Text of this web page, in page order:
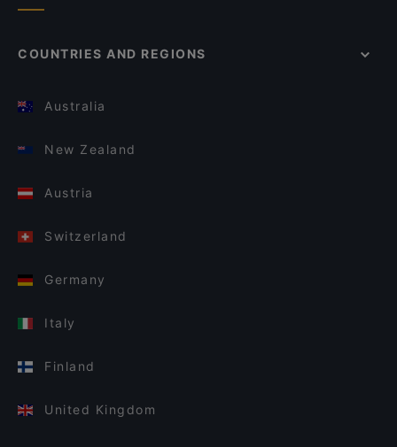
COUNTRIES AND REGIONS
Australia
New Zealand
Austria
Switzerland
Germany
Italy
Finland
United Kingdom